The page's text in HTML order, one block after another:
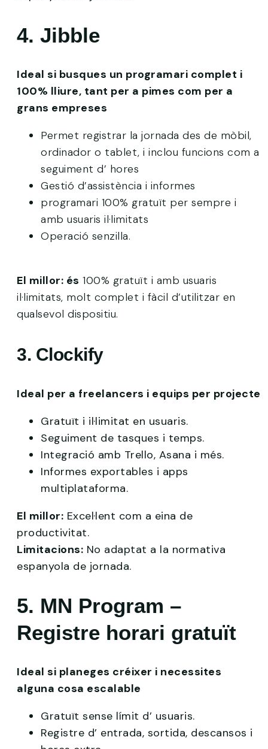
4. Jibble
Ideal si busques un programari complet i
100% lliure, tant per a pimes com per a
grans empreses
Permet registrar la jornada des de mòbil,
ordinador o tablet, i inclou funcions com a
seguiment d’ hores
Gestió d’assistència i informes
programari 100% gratuït per sempre i
amb usuaris il·limitats
Operació senzilla.
El millor: és 100% gratuït i amb usuaris
il·limitats, molt complet i fàcil d’utilitzar en
qualsevol dispositiu.
3. Clockify
Ideal per a freelancers i equips per projecte
Gratuït i il·limitat en usuaris.
Seguiment de tasques i temps.
Integració amb Trello, Asana i més.
Informes exportables i apps
multiplataforma.
El millor: Excel·lent com a eina de
productivitat.
Limitacions: No adaptat a la normativa
espanyola de jornada.
5. MN Program –
Registre horari gratuït
Ideal si planeges créixer i necessites
alguna cosa escalable
Gratuït sense límit d’ usuaris.
Registre d’ entrada, sortida, descansos i